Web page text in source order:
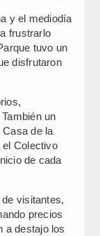
y el mediodía
frustrarlo
tuvo un
disfrutaron
un
de la
Colectivo
de cada
visitantes,
precios
a destajo los